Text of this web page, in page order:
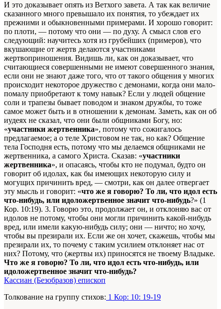
И это доказывает опять из Ветхого завета. А так как величие
сказанного много превышало их понятия, то убеждает их
прежними и обыкновенными примерами. И хорошо говорит:
по плоти, — потому что они — по духу. А смысл слов его
следующий: научитесь хотя из грубейших (примеров), что
вкушающие от жертв делаются участниками
жертвоприношения. Видишь ли, как он доказывает, что
считающиеся совершенными не имеют совершенного знания,
если они не знают даже того, что от такого общения у многих
происходит некоторое дружество с демонами, когда они мало-
помалу приобретают к тому навык? Если у людей общение
соли и трапезы бывает поводом и знаком дружбы, то тоже
самое может быть и в отношении к демонам. Заметь, как он об
иудеях не сказал, что они были общниками Богу, но:
«участники жертвенника», потому что сожигалось
предлагаемое; а о теле Христовом не так, но как? Общение
тела Господня есть, потому что мы делаемся общниками не
жертвенника, а самого Христа. Сказав: «участники
жертвенника», и опасаясь, чтобы кто не подумал, будто он
говорит об идолах, как бы имеющих некоторую силу и
могущих причинить вред, — смотри, как он далее отвергает
эту мысль и говорит: «что же я говорю? То ли, что идол есть
что-нибудь, или идоложертвенное значит что-нибудь?» (1
Кор. 10:19). 3. Говорю это, продолжает он, и отклоняю вас от
идолов не потому, чтобы они могли причинить какой-нибудь
вред, или имели какую-нибудь силу; они — ничто; но хочу,
чтобы вы презирали их. Если же он хочет, скажешь, чтобы мы
презирали их, то почему с таким усилием отклоняет нас от
них? Потому, что (жертвы их) приносятся не твоему Владыке.
Что же я говорю? То ли, что идол есть что-нибудь, или
идоложертвенное значит что-нибудь?
Кассиан (Безобразов) епископ
Толкование на группу стихов: 1 Кор: 10: 19-19